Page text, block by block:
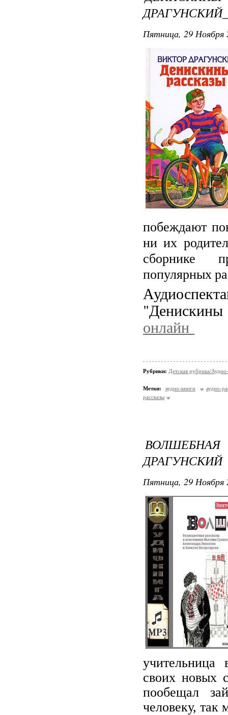
Пятница, 29 Ноября
побеждают
ни их
сборнике
популярных
онлайн
Рубрики: Детская рубрика/
Метки: аудио-книги
аудио-
рассказы
ДРАГУНСКИЙ
Пятница, 29 Ноября
учительница
своих новых
пообещал
человеку, так